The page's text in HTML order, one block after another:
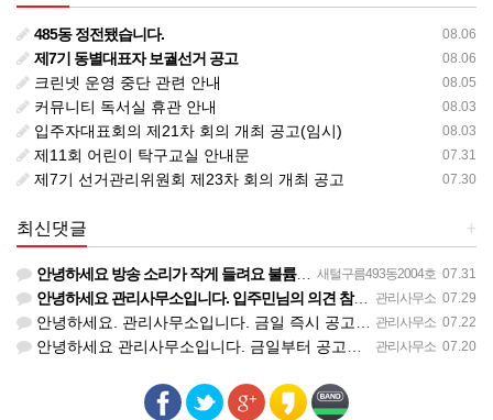
08.06
485동 정전됐습니다.
08.06
제7기 동별대표자 보궐선거 공고
08.05
크린넷 운영 중단 관련 안내
08.03
커뮤니티 독서실 휴관 안내
08.03
입주자대표회의 제21차 회의 개최 공고(임시)
07.31
제11회 어린이 탁구교실 안내문
07.30
제7기 선거관리위원회 제23차 회의 개최 공고
+
최신댓글
새털구름493동2004호 07.31
안녕하세요 방송 소리가 작게 들려요 불륨 켜 주세요 그리고 동대표회의 방송 송출 하시내요 세대내에서 동대표회…
관리사무소 07.29
안녕하세요 관리사무소입니다. 입주민님의 의견 참고하겠습니다. 감사합니다.
관리사무소 07.22
안녕하세요. 관리사무소입니다. 금일 즉시 공고하였습니다. 감사합니다.
관리사무소 07.20
안녕하세요 관리사무소입니다. 금일부터 공고와 방송 예정입니다. 감사합니다.